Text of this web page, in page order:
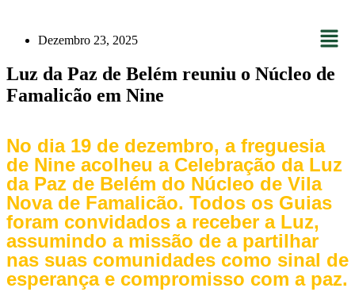
Dezembro 23, 2025
Luz da Paz de Belém reuniu o Núcleo de
Famalicão em Nine
No dia 19 de dezembro, a freguesia
de Nine acolheu a Celebração da Luz
da Paz de Belém do Núcleo de Vila
Nova de Famalicão. Todos os Guias
foram convidados a receber a Luz,
assumindo a missão de a partilhar
nas suas comunidades como sinal de
esperança e compromisso com a paz.